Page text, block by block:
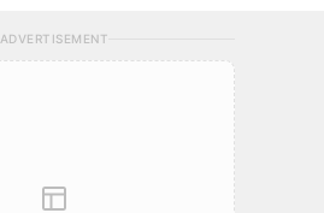
ADVERTISEMENT